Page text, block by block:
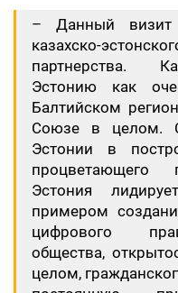
– Данный визит
казахско-
партнерства.
Эстонию как
Балтийском
Союзе в целом.
Эстонии в
процветающего
Эстония
примером
цифрового
общества,
целом,